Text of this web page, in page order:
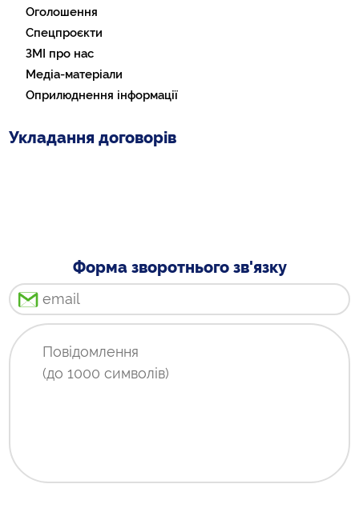
Оголошення
Спецпроєкти
ЗМІ про нас
Медіа-матеріали
Оприлюднення інформації
Укладання договорів
Форма зворотнього зв'язку